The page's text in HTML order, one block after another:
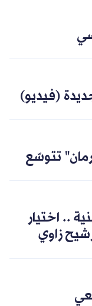
(فيديو)
تتوسّع
.. اختيار
زاوي